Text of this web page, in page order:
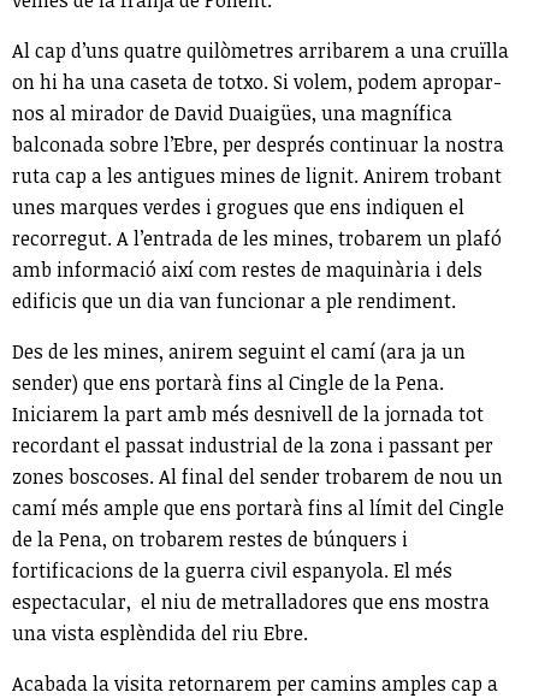
Al cap d’uns quatre quilòmetres arribarem a una cruïlla
on hi ha una caseta de totxo. Si volem, podem apropar-
nos al mirador de David Duaigües, una magnífica
balconada sobre l’Ebre, per després continuar la nostra
ruta cap a les antigues mines de lignit. Anirem trobant
unes marques verdes i grogues que ens indiquen el
recorregut. A l’entrada de les mines, trobarem un plafó
amb informació així com restes de maquinària i dels
edificis que un dia van funcionar a ple rendiment.
Des de les mines, anirem seguint el camí (ara ja un
sender) que ens portarà fins al Cingle de la Pena.
Iniciarem la part amb més desnivell de la jornada tot
recordant el passat industrial de la zona i passant per
zones boscoses. Al final del sender trobarem de nou un
camí més ample que ens portarà fins al límit del Cingle
de la Pena, on trobarem restes de búnquers i
fortificacions de la guerra civil espanyola. El més
espectacular, el niu de metralladores que ens mostra
una vista esplèndida del riu Ebre.
Acabada la visita retornarem per camins amples cap a